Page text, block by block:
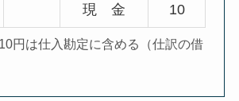
現 金 10
円は仕入勘定に含める（仕訳の借